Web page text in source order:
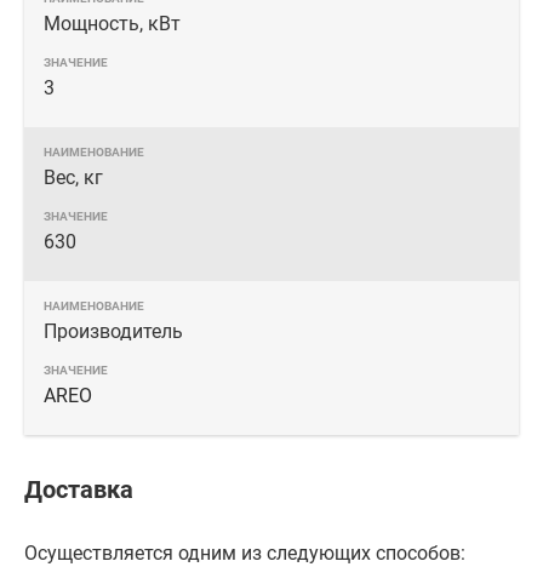
Мощность, кВт
3
Вес, кг
630
Производитель
AREO
Доставка
Осуществляется одним из следующих способов: